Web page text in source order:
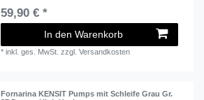
59,90 € *
In den Warenkorb
*inkl. ges. MwSt. zzgl.Versandkosten
Fornarina KENSIT Pumps mit Schleife Grau Gr.